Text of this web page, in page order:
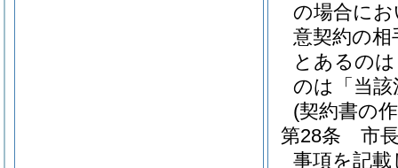
の場合に
意契約の
とあるの
のは「当
(契約書の
第28条
市
事項を記